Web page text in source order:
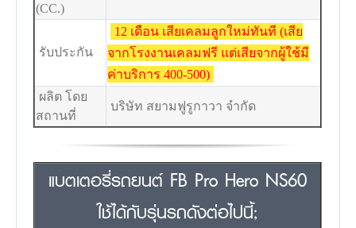
(CC.)
รับประกัน
12 เดือน เสียเคลมลูกใหม่ทันที (เสีย
จากโรงงานเคลมฟรี แต่เสียจากผู้ใช้มี
ค่าบริการ 400-500)
ผลิต โดย
สถานที่
บริษัท สยามฟูรูกาวา จำกัด
แบตเตอรี่รถยนต์ FB Pro Hero NS60
ใช้ได้กับรุ่นรถดังต่อไปนี้;